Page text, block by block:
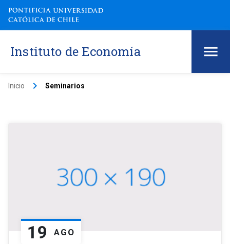
Instituto de Economía
Inicio keyboard_arrow_right Seminarios
19 AGO